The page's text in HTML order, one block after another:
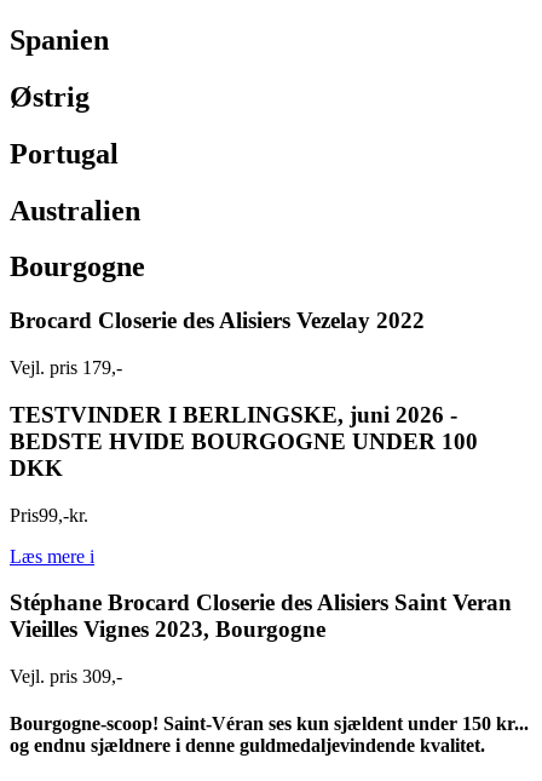
Spanien
Østrig
Portugal
Australien
Bourgogne
Brocard Closerie des Alisiers Vezelay 2022
Vejl. pris 179,-
TESTVINDER I BERLINGSKE, juni 2026 -
BEDSTE HVIDE BOURGOGNE UNDER 100
DKK
Pris99,-kr.
Læs mere i
Stéphane Brocard Closerie des Alisiers Saint Veran
Vieilles Vignes 2023, Bourgogne
Vejl. pris 309,-
Bourgogne-scoop! Saint-Véran ses kun sjældent under 150 kr...
og endnu sjældnere i denne guldmedaljevindende kvalitet.